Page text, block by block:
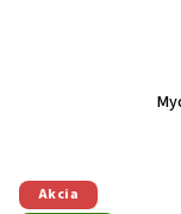
Akcia